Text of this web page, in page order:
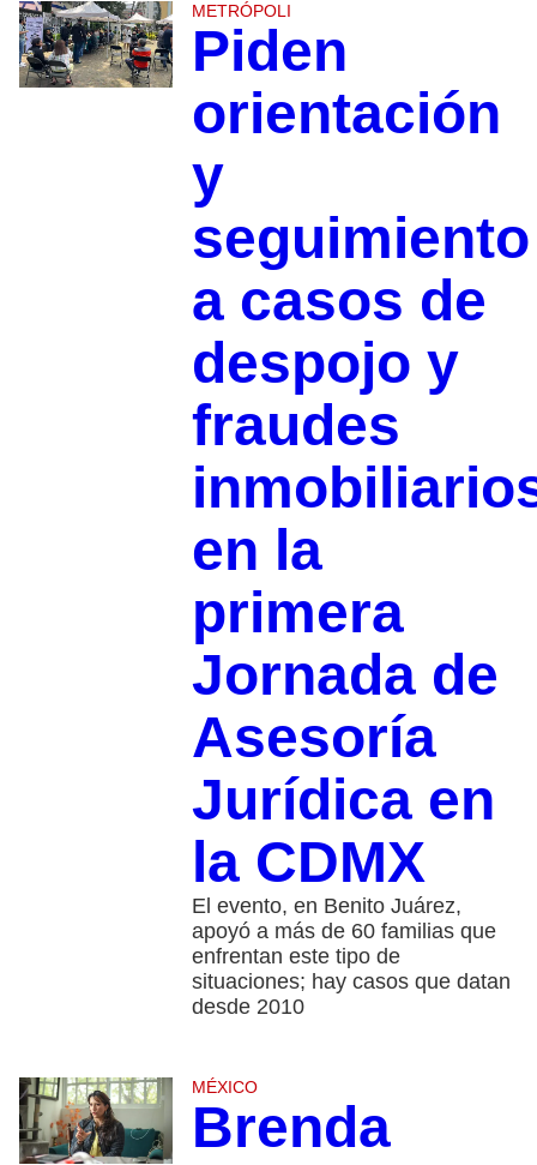
METRÓPOLI
Piden
orientación
y
seguimiento
a casos de
despojo y
fraudes
en la
primera
Jornada de
Asesoría
Jurídica en
la CDMX
El evento, en Benito Juárez,
apoyó a más de 60 familias que
enfrentan este tipo de
situaciones; hay casos que datan
desde 2010
MÉXICO
Brenda